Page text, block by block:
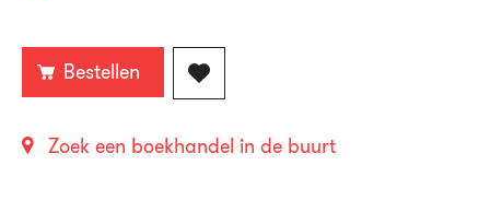
Bestellen
Zoek een boekhandel in de buurt